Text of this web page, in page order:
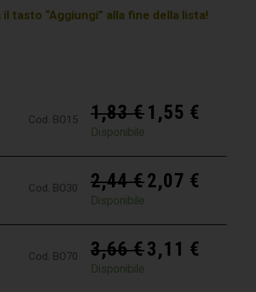
tasto “Aggiungi” alla fine della lista!
Cod. BO15 1,83€1,55 €
Disponibile
Cod. BO30 2,44€2,07 €
Disponibile
Cod. BO70 3,66€3,11 €
Disponibile